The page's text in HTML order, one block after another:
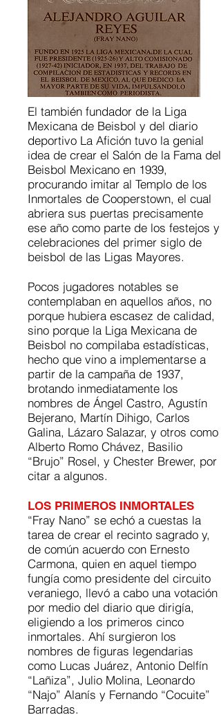
El también fundador de la Liga
Mexicana de Beisbol y del diario
deportivo La Afición tuvo la genial
idea de crear el Salón de la Fama del
Beisbol Mexicano en 1939,
procurando imitar al Templo de los
Inmortales de Cooperstown, el cual
abriera sus puertas precisamente
ese año como parte de los festejos y
celebraciones del primer siglo de
beisbol de las Ligas Mayores.
Pocos jugadores notables se
contemplaban en aquellos años, no
porque hubiera escasez de calidad,
sino porque la Liga Mexicana de
Beisbol no compilaba estadísticas,
hecho que vino a implementarse a
partir de la campaña de 1937,
brotando inmediatamente los
nombres de Ángel Castro, Agustín
Bejerano, Martín Dihigo, Carlos
Galina, Lázaro Salazar, y otros como
Alberto Romo Chávez, Basilio
“Brujo” Rosel, y Chester Brewer, por
citar a algunos.
LOS PRIMEROS INMORTALES
“Fray Nano” se echó a cuestas la
tarea de crear el recinto sagrado y,
de común acuerdo con Ernesto
Carmona, quien en aquel tiempo
fungía como presidente del circuito
veraniego, llevó a cabo una votación
por medio del diario que dirigía,
eligiendo a los primeros cinco
inmortales. Ahí surgieron los
nombres de figuras legendarias
como Lucas Juárez, Antonio Delfín
“Lañiza”, Julio Molina, Leonardo
“Najo” Alanís y Fernando “Cocuite”
Barradas.